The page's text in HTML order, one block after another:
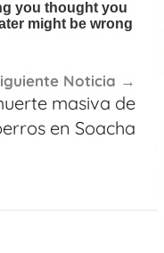
Noticia
masiva de
en Soacha